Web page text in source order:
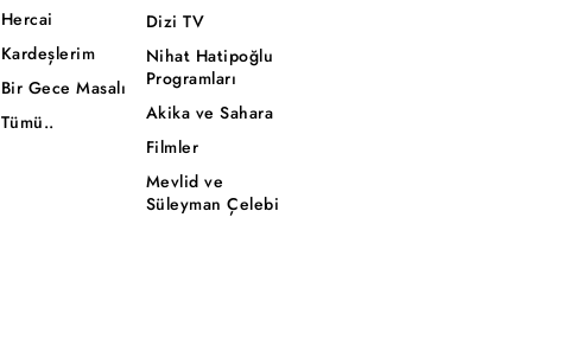
Hercai
Kardeşlerim
Bir Gece Masalı
Tümü..
Dizi TV
Nihat Hatipoğlu
Programları
Akika ve Sahara
Filmler
Mevlid ve
Süleyman Çelebi